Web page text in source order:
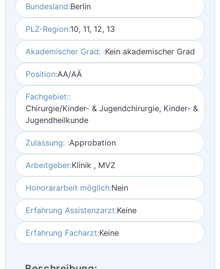
Bundesland:Berlin
PLZ-Region:10, 11, 12, 13
Akademischer Grad: :Kein akademischer Grad
Position:AA/AÄ
Fachgebiet::
Chirurgie/Kinder- & Jugendchirurgie, Kinder- &
Jugendheilkunde
Zulassung: :Approbation
Arbeitgeber:Klinik , MVZ
Honorararbeit möglich:Nein
Erfahrung Assistenzarzt:Keine
Erfahrung Facharzt:Keine